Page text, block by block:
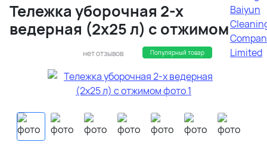
Тележка уборочная 2-х
ведерная (2x25 л) с отжимом
нет отзывов Популярный товар